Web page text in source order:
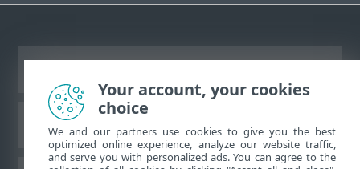
ESET-i teabebaas
Your account, your cookies
choice
We and our partners use cookies to give you the best
optimized online experience, analyze our website traffic,
and serve you with personalized ads. You can agree to the